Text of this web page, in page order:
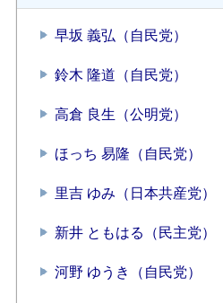
早坂 義弘（自民党）
鈴木 隆道（自民党）
高倉 良生（公明党）
ほっち 易隆（自民党）
里吉 ゆみ（日本共産党）
新井 ともはる（民主党）
河野 ゆうき（自民党）